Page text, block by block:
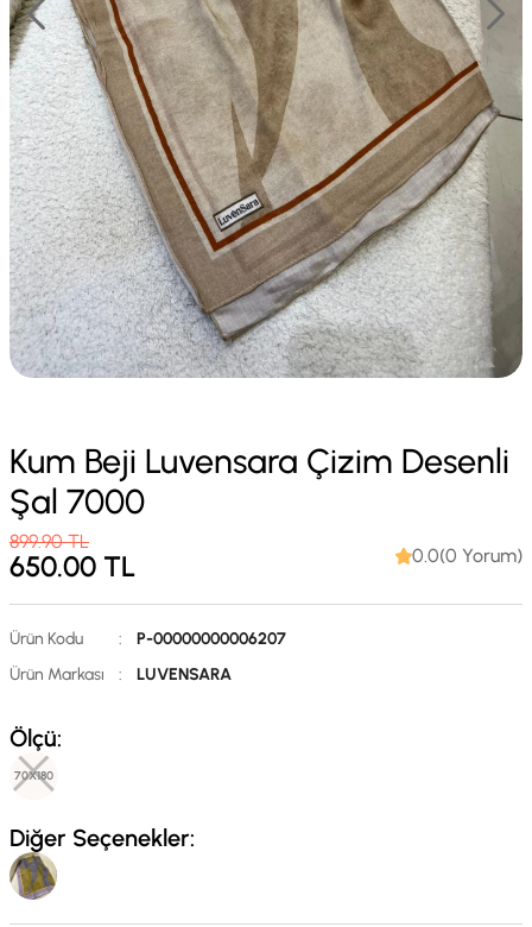
Kum Beji Luvensara Çizim Desenli
Şal 7000
899.90TL
650.00 TL 0.0(0 Yorum)
Ürün Kodu :
P-00000000006207
Ürün Markası
: LUVENSARA
Ölçü:
70X180
Diğer Seçenekler: